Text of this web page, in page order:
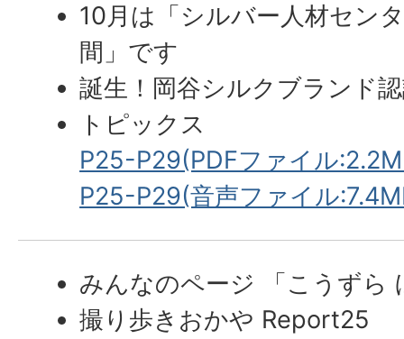
10月は「シルバー人材セン
間」です
誕生！岡谷シルクブランド
トピックス
P25-P29(PDFファイル
P25-P29(音声ファイル
みんなのページ 「こうずら
撮り歩きおかや Report25